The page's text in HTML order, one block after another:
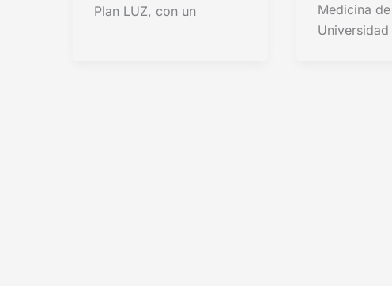
Plan LUZ, con un
Medicina
Universidad